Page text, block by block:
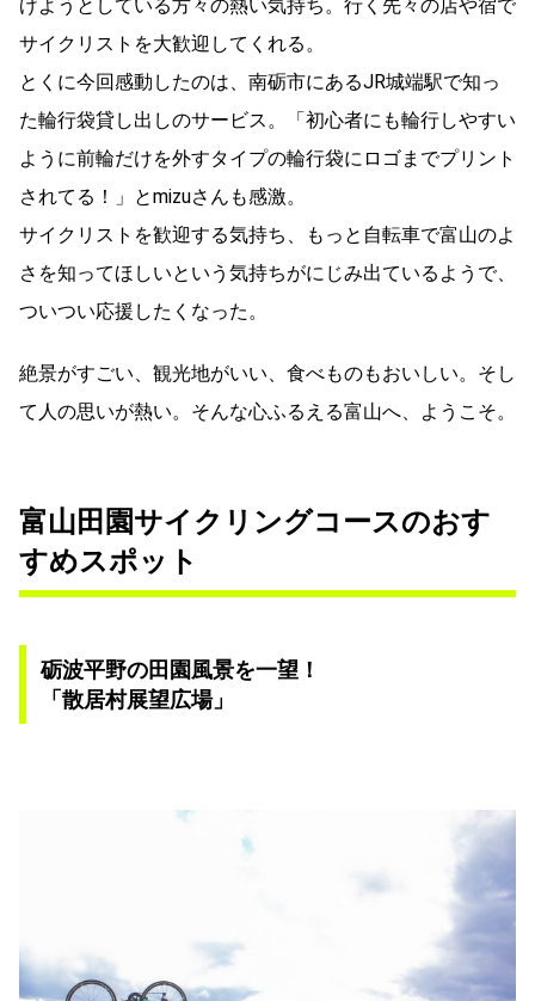
げようとしている方々の熱い気持ち。行く先々の店や宿で
サイクリストを大歓迎してくれる。
とくに今回感動したのは、南砺市にあるJR城端駅で知っ
た輪行袋貸し出しのサービス。「初心者にも輪行しやすい
ように前輪だけを外すタイプの輪行袋にロゴまでプリント
されてる！」とmizuさんも感激。
サイクリストを歓迎する気持ち、もっと自転車で富山のよ
さを知ってほしいという気持ちがにじみ出ているようで、
ついつい応援したくなった。
絶景がすごい、観光地がいい、食べものもおいしい。そし
て人の思いが熱い。そんな心ふるえる富山へ、ようこそ。
富山田園サイクリングコースのおす
すめスポット
砺波平野の田園風景を一望！
「散居村展望広場」